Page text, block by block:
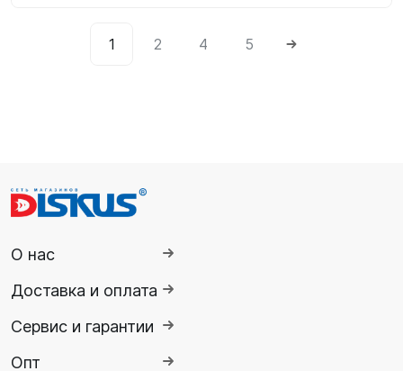
1 2 4 5
О нас
Доставка и оплата
Сервис и гарантии
Опт